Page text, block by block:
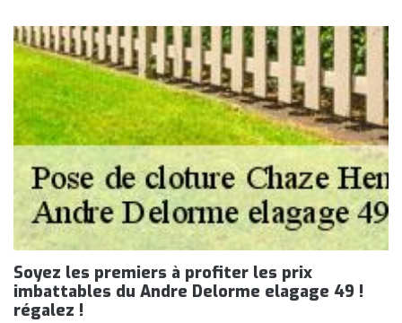
Soyez les premiers à profiter les prix
imbattables du Andre Delorme elagage 49 !
régalez !